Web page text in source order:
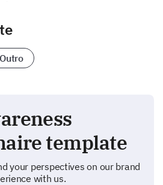
Outro
template
your perspectives on our brand
with us.